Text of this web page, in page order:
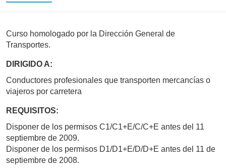
Curso homologado por la Dirección General de
Transportes.
DIRIGIDO A:
Conductores profesionales que transporten mercancías o
viajeros por carretera
REQUISITOS:
Disponer de los permisos C1/C1+E/C/C+E antes del 11
septiembre de 2009.
Disponer de los permisos D1/D1+E/D/D+E antes del 11 de
septiembre de 2008.